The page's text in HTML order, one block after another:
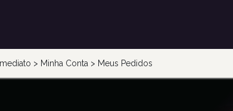
> Minha Conta > Meus Pedidos